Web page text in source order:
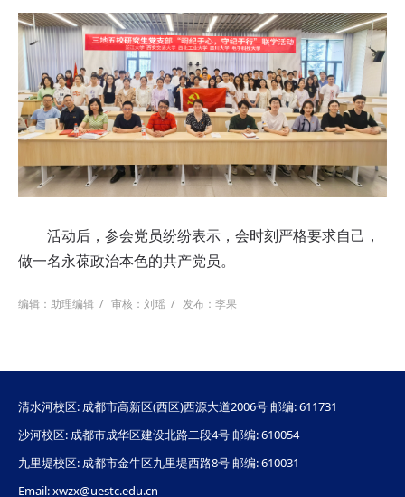
活动后，参会党员纷纷表示，会时刻严格要求自己，
做一名永葆政治本色的共产党员。
编辑：助理编辑 / 审核：刘瑶 / 发布：李果
清水河校区: 成都市高新区(西区)西源大道2006号 邮编: 611731
沙河校区: 成都市成华区建设北路二段4号 邮编: 610054
九里堤校区: 成都市金牛区九里堤西路8号 邮编: 610031
Email: xwzx@uestc.edu.cn